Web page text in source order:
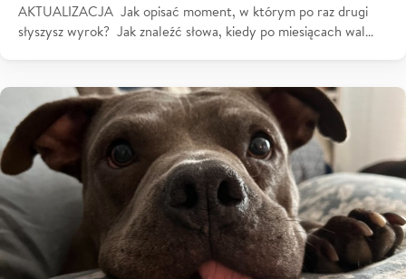
AKTUALIZACJA Jak opisać moment, w którym po raz drugi
słyszysz wyrok? Jak znaleźć słowa, kiedy po miesiącach wal…